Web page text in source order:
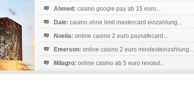
Ahmed: casino google pay ab 15 euro...
Dale: casino ohne limit mastercard einzahlung...
Noelia: online casino 2 euro paysafecard...
Emerson: online casino 2 euro mindesteinzahlung...
Milagro: online casino ab 5 euro revolut...